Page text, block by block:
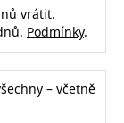
vrátit.
Podmínky.
– včetně